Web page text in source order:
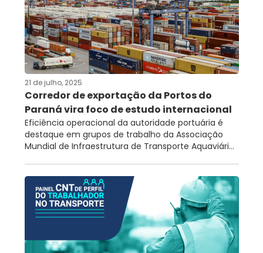
21 de julho, 2025
Corredor de exportação da Portos do
Paraná vira foco de estudo internacional
Eficiência operacional da autoridade portuária é
destaque em grupos de trabalho da Associação
Mundial de Infraestrutura de Transporte Aquaviári...